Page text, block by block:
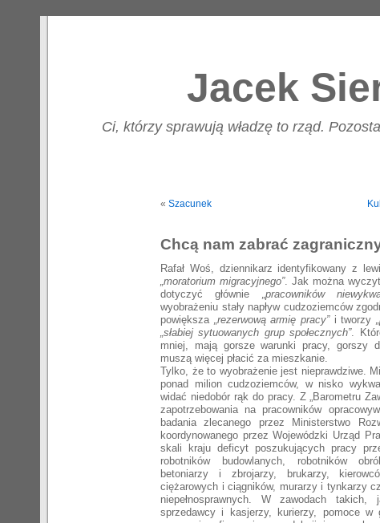
Jacek
Ci, którzy sprawują władzę to rząd.
« Szacunek
Chcą nam zabrać
Rafał Woś, dziennikarz identyfikowany z
„moratorium migracyjnego”. Jak można
dotyczyć głównie
„pracowników
wyobrażeniu stały napływ cudzoziemców
powiększa
„rezerwową armię pracy”i tworzy
„słabiej sytuowanych grup społecznych”.
mniej, mają gorsze warunki pracy, gorszy
muszą więcej płacić za mieszkanie.
Tylko, że to wyobrażenie jest nieprawdziwe.
ponad milion cudzoziemców, w nisko
widać niedobór rąk do pracy. Z „Barometru
zapotrzebowania na pracowników
badania zlecanego przez Ministerstwo
koordynowanego przez Wojewódzki Urząd
skali kraju deficyt poszukujących pracy
robotników budowlanych, robotników
betoniarzy i zbrojarzy, brukarzy,
ciężarowych i ciągników, murarzy i tynkarzy
niepełnosprawnych. W zawodach
sprzedawcy i kasjerzy, kurierzy, pomoce w